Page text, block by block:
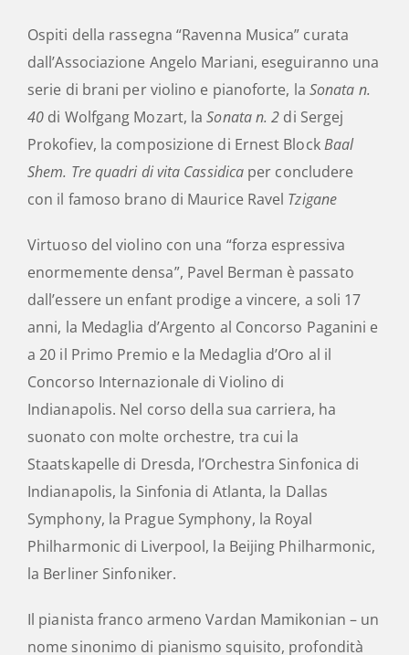
Ospiti della rassegna “Ravenna Musica” curata
dall’Associazione Angelo Mariani, eseguiranno una
serie di brani per violino e pianoforte, la Sonata n.
40 di Wolfgang Mozart, laSonata n. 2 di Sergej
Prokofiev, la composizione di Ernest BlockBaal
Shem. Tre quadri di vita Cassidica per concludere
con il famoso brano di Maurice Ravel Tzigane
Virtuoso del violino con una “forza espressiva
enormemente densa”, Pavel Berman è passato
dall’essere un enfant prodige a vincere, a soli 17
anni, la Medaglia d’Argento al Concorso Paganini e
a 20 il Primo Premio e la Medaglia d’Oro al il
Concorso Internazionale di Violino di
Indianapolis. Nel corso della sua carriera, ha
suonato con molte orchestre, tra cui la
Staatskapelle di Dresda, l’Orchestra Sinfonica di
Indianapolis, la Sinfonia di Atlanta, la Dallas
Symphony, la Prague Symphony, la Royal
Philharmonic di Liverpool, la Beijing Philharmonic,
la Berliner Sinfoniker.
Il pianista franco armeno Vardan Mamikonian – un
nome sinonimo di pianismo squisito, profondità